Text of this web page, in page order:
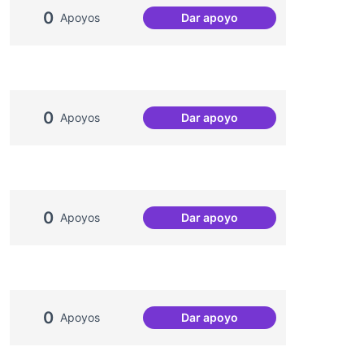
0 Apoyos Dar apoyoSalut Comunitària
0 Apoyos Dar apoyoCasal de Barri Congrés
0 Apoyos Dar apoyo
Artenea
0 Apoyos Dar apoyo
Vilaveïna